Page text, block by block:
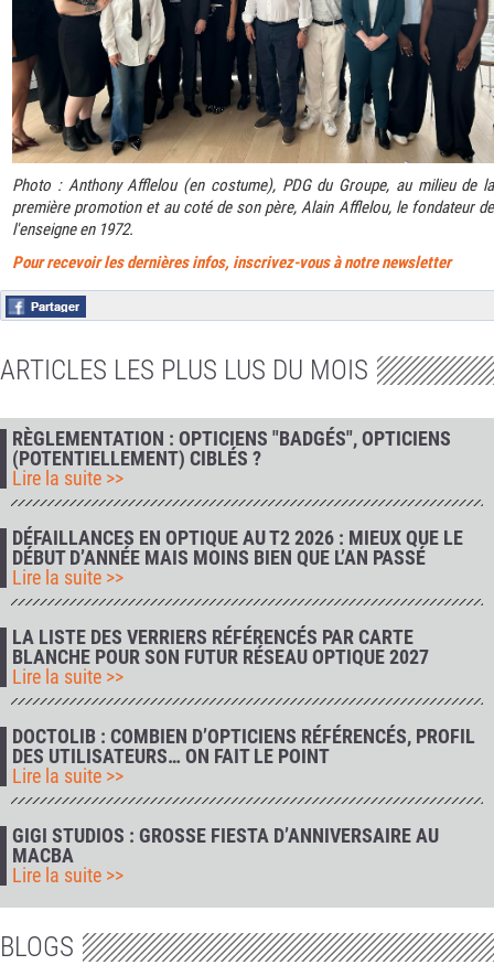
Photo : Anthony Afflelou (en costume), PDG du Groupe, au milieu de la
première promotion et au coté de son père, Alain Afflelou, le fondateur de
l'enseigne en 1972.
Pour recevoir les dernières infos, inscrivez-vous à notre newsletter
ARTICLES LES PLUS LUS DU MOIS
RÈGLEMENTATION : OPTICIENS "BADGÉS", OPTICIENS
(POTENTIELLEMENT) CIBLÉS ?
Lire la suite >>
DÉFAILLANCES EN OPTIQUE AU T2 2026 : MIEUX QUE LE
DÉBUT D’ANNÉE MAIS MOINS BIEN QUE L’AN PASSÉ
Lire la suite >>
LA LISTE DES VERRIERS RÉFÉRENCÉS PAR CARTE
BLANCHE POUR SON FUTUR RÉSEAU OPTIQUE 2027
Lire la suite >>
DOCTOLIB : COMBIEN D’OPTICIENS RÉFÉRENCÉS, PROFIL
DES UTILISATEURS… ON FAIT LE POINT
Lire la suite >>
GIGI STUDIOS : GROSSE FIESTA D’ANNIVERSAIRE AU
MACBA
Lire la suite >>
BLOGS